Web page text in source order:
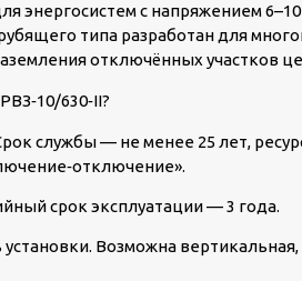
энергосистем с напряжением
типа разработан для
отключённых участков
630‑II?
службы — не менее 25 лет,
срок эксплуатации — 3 года.
Возможна вертикальная,